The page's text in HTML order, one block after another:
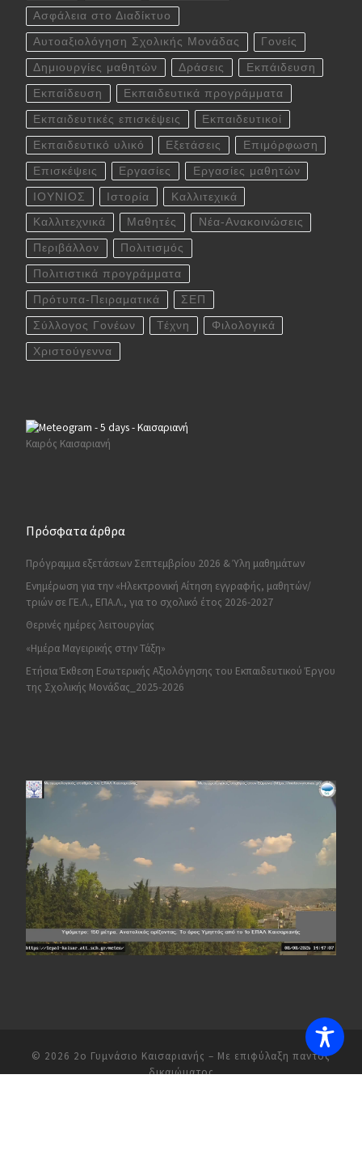
Ασφάλεια στο Διαδίκτυο
Αυτοαξιολόγηση Σχολικής Μονάδας Γονείς
Δημιουργίες μαθητών Δράσεις Εκπάιδευση
Εκπαίδευση Εκπαιδευτικά προγράμματα
Εκπαιδευτικές επισκέψεις Εκπαιδευτικοί
Εκπαιδευτικό υλικό Εξετάσεις Επιμόρφωση
Επισκέψεις Εργασίες Εργασίες μαθητών
ΙΟΥΝΙΟΣ Ιστορία Καλλιτεχικά
Καλλιτεχνικά Μαθητές Νέα-Ανακοινώσεις
Περιβάλλον Πολιτισμός
Πολιτιστικά προγράμματα
Πρότυπα-Πειραματικά ΣΕΠ
Σύλλογος Γονέων Τέχνη Φιλολογικά
Χριστούγεννα
Καιρός Καισαριανή
Πρόσφατα άρθρα
Πρόγραμμα εξετάσεων Σεπτεμβρίου 2026 & Ύλη μαθημάτων
Ενημέρωση για την «Ηλεκτρονική Αίτηση εγγραφής, μαθητών/
τριών σε ΓΕ.Λ., ΕΠΑ.Λ., για το σχολικό έτος 2026-2027
Θερινές ημέρες λειτουργίας
«Ημέρα Μαγειρικής στην Τάξη»
Ετήσια Έκθεση Εσωτερικής Αξιολόγησης του Εκπαιδευτικού Έργου
της Σχολικής Μονάδας_2025-2026
© 2026 2ο Γυμνάσιο Καισαριανής – Με επιφύλαξη παντός
δικαιώματος